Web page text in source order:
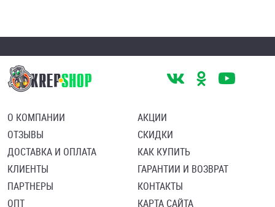
О КОМПАНИИ
ОТЗЫВЫ
ДОСТАВКА И ОПЛАТА
КЛИЕНТЫ
ПАРТНЕРЫ
ОПТ
АКЦИИ
СКИДКИ
КАК КУПИТЬ
ГАРАНТИИ И ВОЗВРАТ
КОНТАКТЫ
КАРТА САЙТА